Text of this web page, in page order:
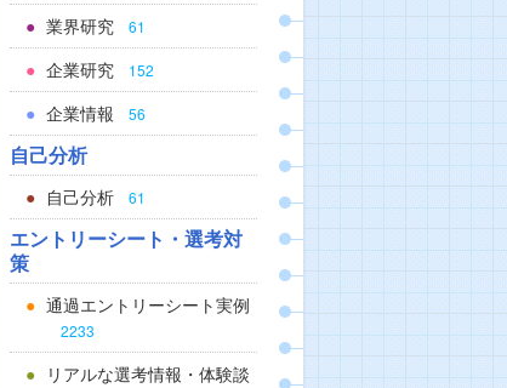
業界研究 61
企業研究 152
企業情報 56
自己分析
自己分析 61
エントリーシート・選考対
策
通過エントリーシート実例
2233
リアルな選考情報・体験談